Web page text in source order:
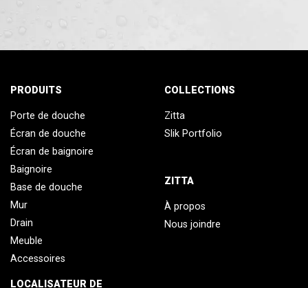
PRODUITS
Porte de douche
Écran de douche
Écran de baignoire
Baignoire
Base de douche
Mur
Drain
Meuble
Accessoires
COLLECTIONS
Zitta
Slik Portfolio
ZITTA
À propos
Nous joindre
LOCALISATEUR DE